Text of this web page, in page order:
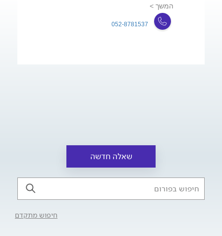
המשך >
052-8781537
שאלה חדשה
חיפוש מתקדם